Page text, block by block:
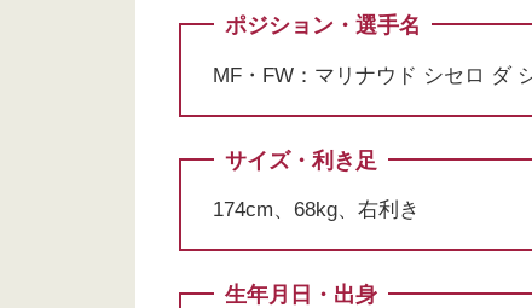
ポジション・選手名
MF・FW：マリナウド シセロ ダ
サイズ・利き足
174cm、68kg、右利き
生年月日・出身